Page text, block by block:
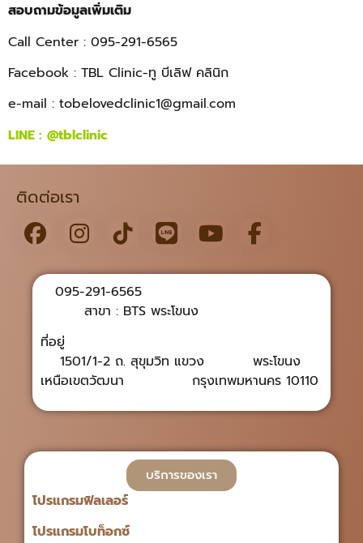
สอบถามข้อมูลเพิ่มเติม
Call Center : 095-291-6565
Facebook : TBL Clinic-ทู บีเลิฟ คลินิก
e-mail : tobelovedclinic1@gmail.com
LINE : @tblclinic
ติดต่อเรา
095-291-6565
สาขา : BTS พระโขนง
ที่อยู่
1501/1-2 ถ. สุขุมวิท แขวง พระโขนง
เหนือเขตวัฒนา กรุงเทพมหานคร 10110
บริการของเรา
โปรแกรมฟิลเลอร์
โปรแกรมโบท็อกซ์